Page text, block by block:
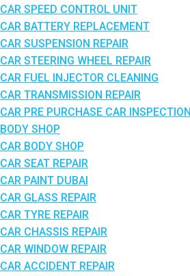
CAR SPEED CONTROL UNIT
CAR BATTERY REPLACEMENT
CAR SUSPENSION REPAIR
CAR STEERING WHEEL REPAIR
CAR FUEL INJECTOR CLEANING
CAR TRANSMISSION REPAIR
CAR PRE PURCHASE CAR INSPECTION
BODY SHOP
CAR BODY SHOP
CAR SEAT REPAIR
CAR PAINT DUBAI
CAR GLASS REPAIR
CAR TYRE REPAIR
CAR CHASSIS REPAIR
CAR WINDOW REPAIR
CAR ACCIDENT REPAIR